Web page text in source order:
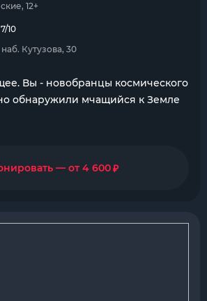
12+
7/10
Кутузова, 30
Вы - новобранцы космического
обнаружили мчащийся к Земле
— от 4 600₽